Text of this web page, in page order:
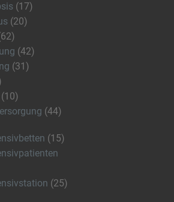
(17)
(20)
(42)
(31)
(10)
(44)
(15)
(25)